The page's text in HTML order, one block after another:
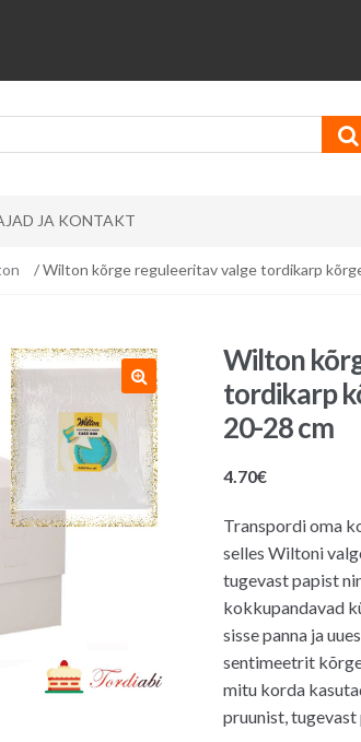
JA KONTAKT
/ Wilton kõrge reguleeritav valge tordikarp
Wilton
tordikarp
20-28 cm
4.70€
Transpordi oma
selles Wiltoni
tugevast papist
kokkupandavad
sisse panna ja
sentimeetrit
mitu korda
pruunist, tugevast